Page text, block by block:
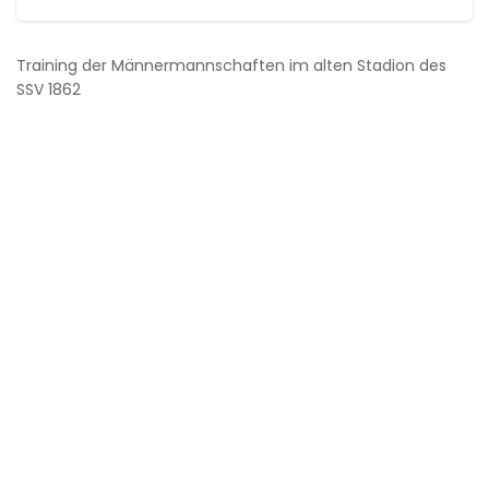
Training der Männermannschaften im alten Stadion des
SSV 1862